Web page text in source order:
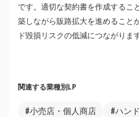
です。適切な契約書を作成するこ
築しながら販路拡大を進めること
ド毀損リスクの低減につながります
関連する業種別LP
#小売店・個人商店 #ハン